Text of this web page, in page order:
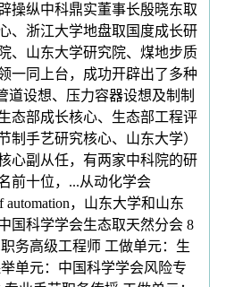
操纵中科鼎实董事长殷晓东取
、浙江大学地盘取国度成长研
、山东大学研究院、煤地步质
一同上台，成功开辟出了多种
道设想、压力容器设想及制制
态部成长核心、生态部工程评
制手艺研究核心、山东大学）
心副从任，有两家中科院的研
前十位，...从动化学会
automation，山东大学和山东
国科学学会生态取天然分会 8
务高级工程师 工做单元：生
单元：中国科学学会风险专